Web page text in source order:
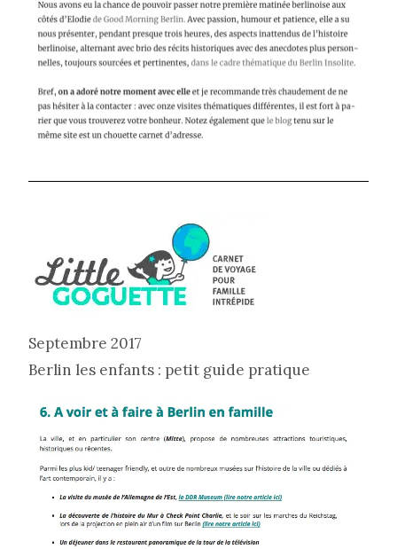
Septembre 2017
Berlin les enfants : petit guide pratique